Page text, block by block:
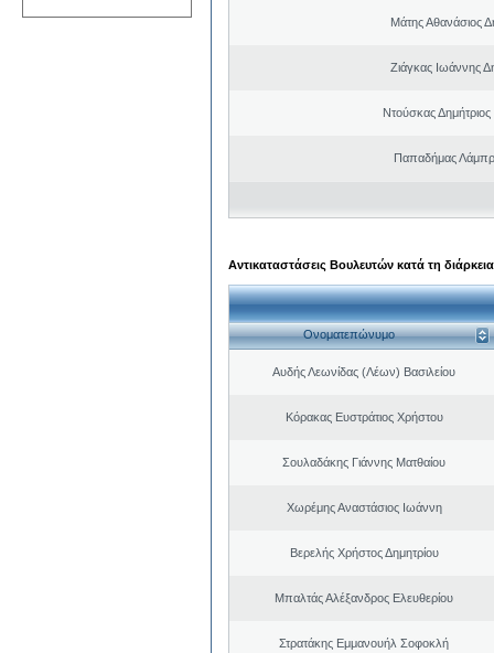
Μάτης Αθανάσιος
Ζιάγκας Ιωάννης
Ντούσκας
Παπαδήμας
Αντικαταστάσεις Βουλευτών κατά τη
Ονοματεπώνυμο
Αυδής Λεωνίδας (Λέων) Βασιλείου
Κόρακας Ευστράτιος Χρήστου
Σουλαδάκης Γιάννης Ματθαίου
Χωρέμης Αναστάσιος Ιωάννη
Βερελής Χρήστος Δημητρίου
Μπαλτάς Αλέξανδρος Ελευθερίου
Στρατάκης Εμμανουήλ Σοφοκλή